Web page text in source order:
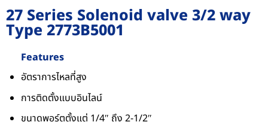
27 Series Solenoid valve 3/2 way
Type 2773B5001
Features
อัตราการไหลที่สูง
การติดตั้งแบบอินไลน์
ขนาดพอร์ตตั้งแต่ 1/4″ ถึง 2-1/2″